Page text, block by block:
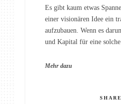
Es gibt kaum etwas
einer visionären Idee ein
aufzubauen. Wenn es
und Kapital für eine
Mehr dazu
SHARE